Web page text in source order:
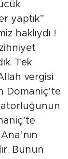
yaptık”
haklıydı !
Tek
vergisi
Domaniç’te
Bunun